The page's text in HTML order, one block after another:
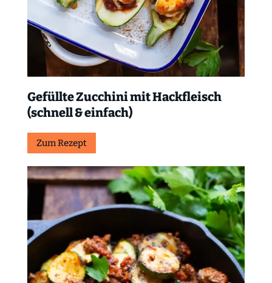
Gefüllte Zucchini mit Hackfleisch
(schnell & einfach)
Zum Rezept